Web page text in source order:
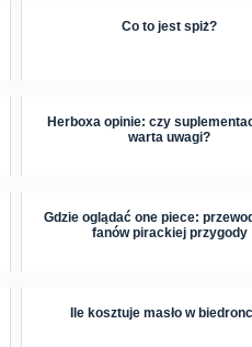
Co to jest spiż?
Herboxa opinie: czy
warta uwagi?
Gdzie oglądać one piece:
fanów pirackiej przygody
Ile kosztuje masło w